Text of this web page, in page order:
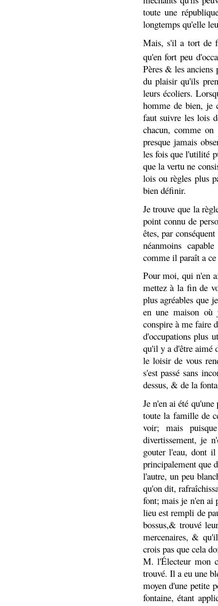
toute une
longtemps qu'elle
Mais, s'il a tort de
qu'en fort peu
Pères & les
du plaisir qu'ils
leurs écoliers.
homme de bien, je
faut suivre les lois
chacun, comme
presque jamais
les fois que l'utilité
que la vertu ne
lois ou règles plus
bien définir.
Je trouve que la
point connu de
êtes, par
néanmoins
comme il paraît a
Pour moi, qui n'en
mettez à la fin de
plus agréables que
en une maison
conspire à me faire
d'occupations plus
qu'il y a d'être aimé
le loisir de vous
s'est passé sans
dessus, & de la
Je n'en ai été
toute la famille de
voir; mais
divertissement, je
gouter l'eau, dont
principalement que
l'autre, un peu
qu'on dit,
font; mais je n'en ai
lieu est rempli de
bossus,& trouvé
mercenaires, &
crois pas que cela
M. l'Électeur mon
trouvé. Il a eu une
moyen d'une petite
fontaine, étant